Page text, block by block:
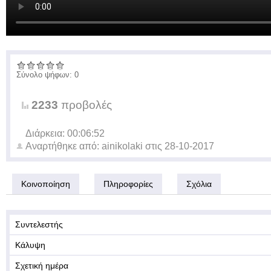
Σύνολο ψήφων: 0
2233 προβολές
Διάρκεια: 00:06:52
Αναρτήθηκε από: ainikolaki στις 28-10-2017
Κοινοποίηση Πληροφορίες Σχόλια
Συντελεστής
Κάλυψη
Σχετική ημέρα